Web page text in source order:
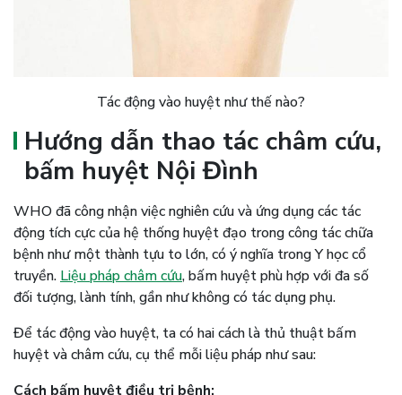
Tác động vào huyệt như thế nào?
Hướng dẫn thao tác châm cứu,
bấm huyệt Nội Đình
WHO đã công nhận việc nghiên cứu và ứng dụng các tác
động tích cực của hệ thống huyệt đạo trong công tác chữa
bệnh như một thành tựu to lớn, có ý nghĩa trong Y học cổ
truyền. Liệu pháp châm cứu, bấm huyệt phù hợp với đa số
đối tượng, lành tính, gần như không có tác dụng phụ.
Để tác động vào huyệt, ta có hai cách là thủ thuật bấm
huyệt và châm cứu, cụ thể mỗi liệu pháp như sau:
Cách bấm huyệt điều trị bệnh: